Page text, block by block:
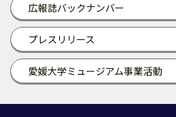
広報誌バックナンバー
プレスリリース
愛媛大学ミュージアム事業活動